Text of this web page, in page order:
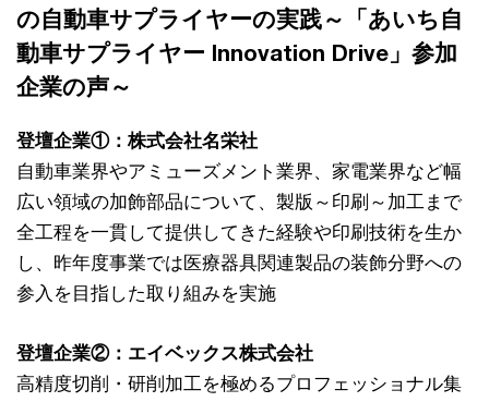
の自動車サプライヤーの実践～「あいち自
動車サプライヤー Innovation Drive」参加
企業の声～
登壇企業①：株式会社名栄社
自動車業界やアミューズメント業界、家電業界など幅
広い領域の加飾部品について、製版～印刷～加工まで
全工程を一貫して提供してきた経験や印刷技術を生か
し、昨年度事業では医療器具関連製品の装飾分野への
参入を目指した取り組みを実施
登壇企業②：エイベックス株式会社
高精度切削・研削加工を極めるプロフェッショナル集